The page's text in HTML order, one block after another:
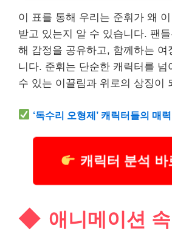
이 표를 통해 우리는 준휘가 왜
받고 있는지 알 수 있습니다. 팬
해 감정을 공유하고, 함께하는 여
니다. 준휘는 단순한 캐릭터를 넘
수 있는 이끌림과 위로의 상징이
‘독수리 오형제’ 캐릭터들의 매
캐릭터 분석 바
애니메이션